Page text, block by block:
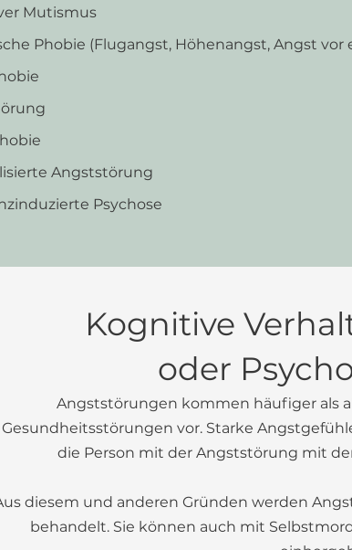
Mutismus
Phobie (Flugangst, Höhenangst, Angst vor
Angststörung
Psychose
Kognitive
oder
Angststörungen kommen häufiger als
Gesundheitsstörungen vor. Starke
die Person mit der Angststörung mit
diesem und anderen Gründen werden
behandelt. Sie können auch mit